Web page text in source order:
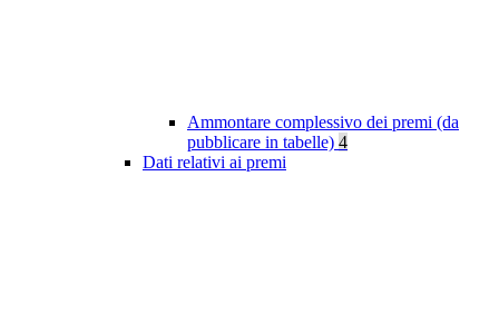
Ammontare complessivo dei premi (da
pubblicare in tabelle) 4
Dati relativi ai premi